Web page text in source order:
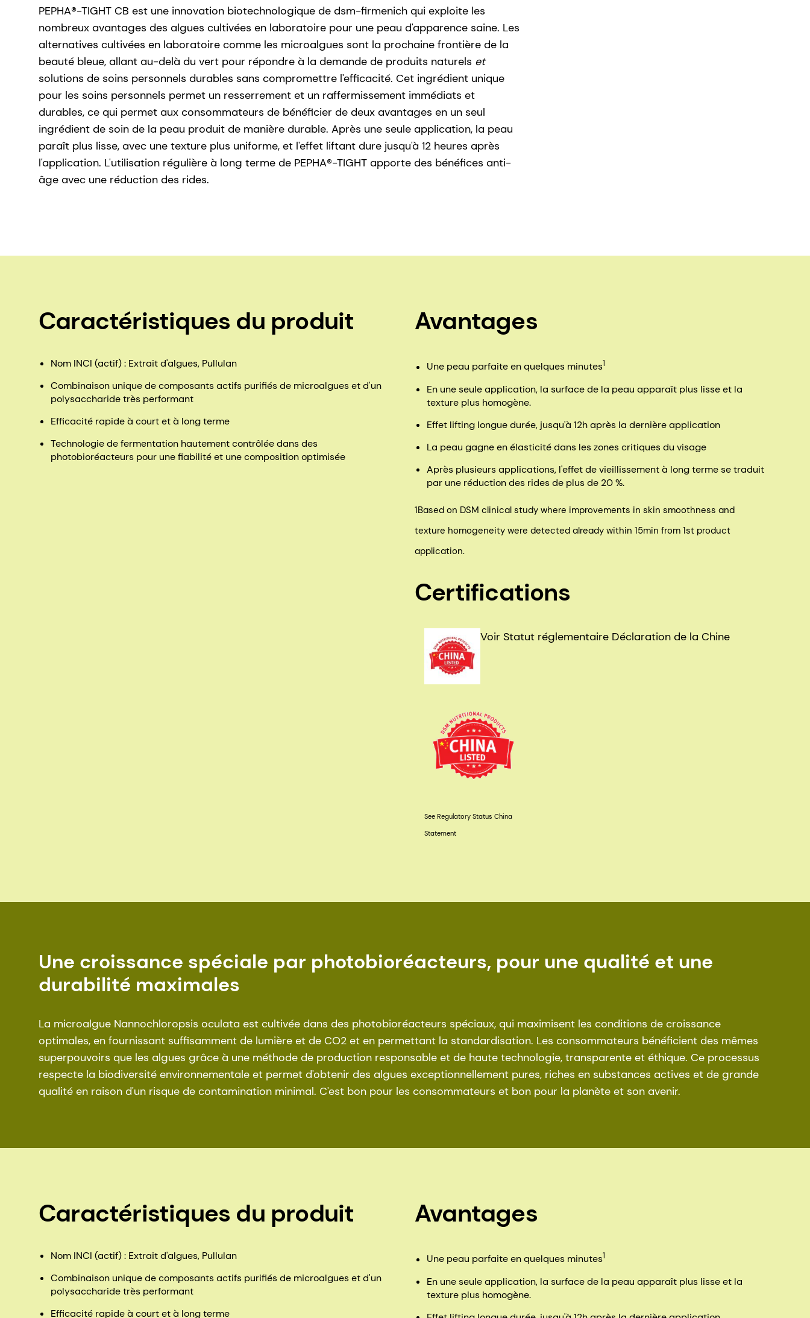
PEPHA®-TIGHT CB est une innovation biotechnologique de dsm-firmenich qui exploite les
nombreux avantages des algues cultivées en laboratoire pour une peau d'apparence saine. Les
alternatives cultivées en laboratoire comme les microalgues sont la prochaine frontière de la
beauté bleue, allant au-delà du vert pour répondre à la demande de produits naturels et
solutions de soins personnels durables sans compromettre l'efficacité. Cet ingrédient unique
pour les soins personnels permet un resserrement et un raffermissement immédiats et
durables, ce qui permet aux consommateurs de bénéficier de deux avantages en un seul
ingrédient de soin de la peau produit de manière durable. Après une seule application, la peau
paraît plus lisse, avec une texture plus uniforme, et l'effet liftant dure jusqu'à 12 heures après
l'application. L'utilisation régulière à long terme de PEPHA®-TIGHT apporte des bénéfices anti-
âge avec une réduction des rides.
Caractéristiques du produit
Nom INCI (actif) : Extrait d'algues, Pullulan
Combinaison unique de composants actifs purifiés de microalgues et d'un
polysaccharide très performant
Efficacité rapide à court et à long terme
Technologie de fermentation hautement contrôlée dans des
photobioréacteurs pour une fiabilité et une composition optimisée
Avantages
Une peau parfaite en quelques minutes1
En une seule application, la surface de la peau apparaît plus lisse et la
texture plus homogène.
Effet lifting longue durée, jusqu'à 12h après la dernière application
La peau gagne en élasticité dans les zones critiques du visage
Après plusieurs applications, l'effet de vieillissement à long terme se traduit
par une réduction des rides de plus de 20 %.
1Based on DSM clinical study where improvements in skin smoothness and
texture homogeneity were detected already within 15min from 1st product
application.
Certifications
Voir Statut réglementaire Déclaration de la Chine
See Regulatory Status China
Statement
Une croissance spéciale par photobioréacteurs, pour une qualité et une
durabilité maximales
La microalgue Nannochloropsis oculata est cultivée dans des photobioréacteurs spéciaux, qui maximisent les conditions de croissance
optimales, en fournissant suffisamment de lumière et de CO2 et en permettant la standardisation. Les consommateurs bénéficient des mêmes
superpouvoirs que les algues grâce à une méthode de production responsable et de haute technologie, transparente et éthique. Ce processus
respecte la biodiversité environnementale et permet d'obtenir des algues exceptionnellement pures, riches en substances actives et de grande
qualité en raison d'un risque de contamination minimal. C'est bon pour les consommateurs et bon pour la planète et son avenir.
Caractéristiques du produit
Nom INCI (actif) : Extrait d'algues, Pullulan
Combinaison unique de composants actifs purifiés de microalgues et d'un
polysaccharide très performant
Efficacité rapide à court et à long terme
Avantages
Une peau parfaite en quelques minutes1
En une seule application, la surface de la peau apparaît plus lisse et la
texture plus homogène.